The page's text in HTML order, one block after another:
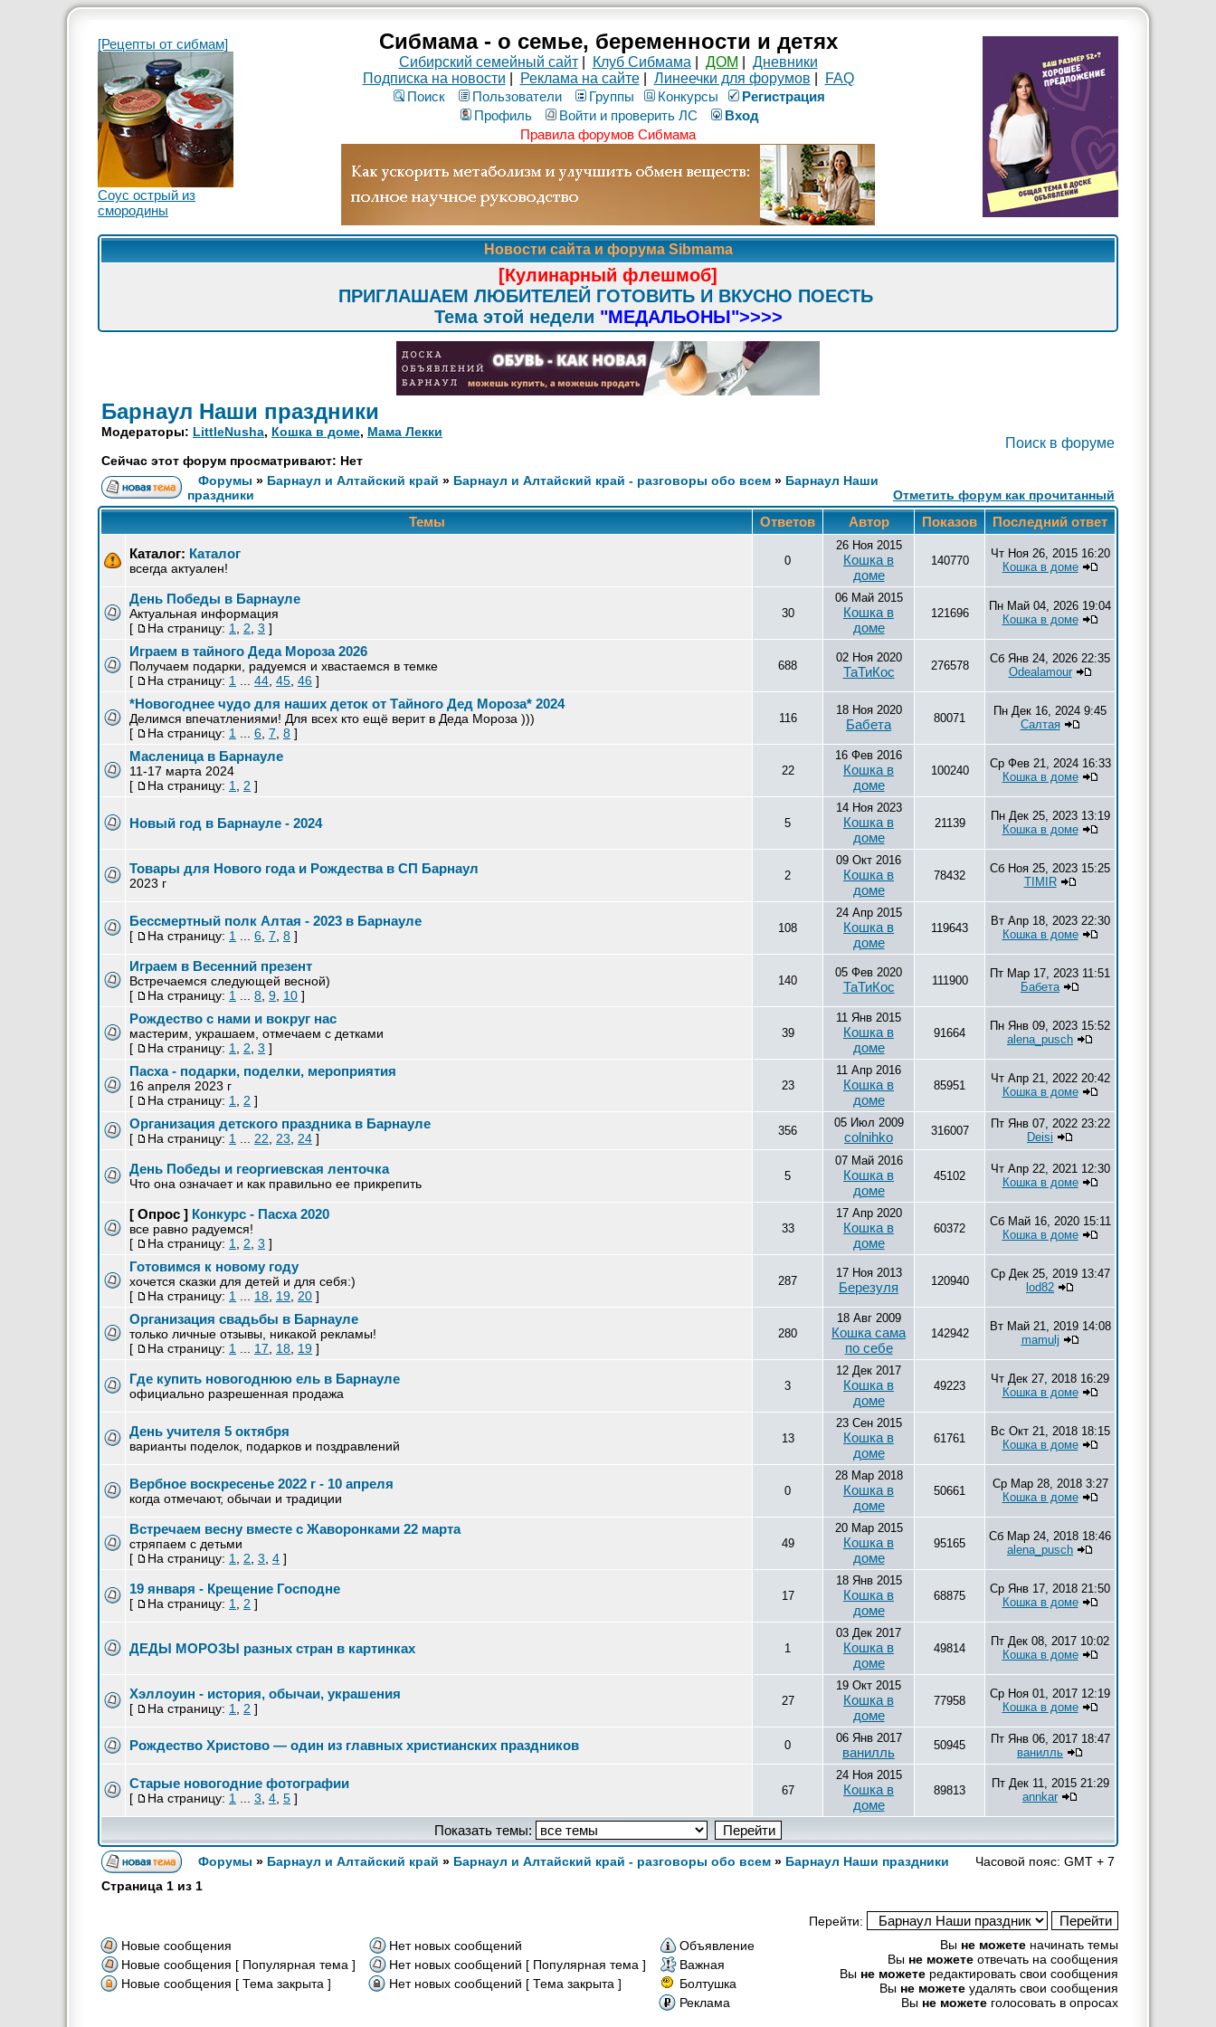
[Рецепты от сибмам]
Соус острый из
смородины
Сибмама - о семье, беременности и детях
Сибирский семейный сайт| Клуб Сибмама ДОМ
Дневники
Подписка на новости
Реклама на сайте| Линеечки для форумов
FAQ
Поиск
Пользователи Группы Конкурсы
Рeгиcтpaция
Профиль
Войти и проверить ЛС
Вход
Правила форумов Сибмама
Новости сайта и форума Sibmama
[Кулинарный флешмоб]
ПРИГЛАШАЕМ ЛЮБИТЕЛЕЙ ГОТОВИТЬ И ВКУСНО ПОЕСТЬ
Тема этой недели "МЕДАЛЬОНЫ">>>>
Барнаул Наши праздники
Модераторы: LittleNusha, Кошка в доме, Мама Лекки
Сейчас этот форум просматривают: Нет
Поиск в форуме
Форумы » Барнаул и Алтайский край » Барнаул и Алтайский край - разговоры обо всем » Барнаул Наши
праздники
Отметить форум как прочитанный
Темы Ответов Автор Показов Последний ответ
Каталог: Каталог
всегда актуален!
0
26 Ноя 2015
Кошка в
доме
140770
Чт Ноя 26, 2015 16:20
Кошка в доме
День Победы в Барнауле
Актуальная информация
[
На страницу: 1 2 3 ]
30
06 Май 2015
Кошка в
доме
121696
Пн Май 04, 2026 19:04
Кошка в доме
Играем в тайного Деда Мороза 2026
Получаем подарки, радуемся и хвастаемся в темке
[
На страницу: 1 44 45 46 ]
688
02 Ноя 2020
ТаТиКос 276578
Сб Янв 24, 2026 22:35
Odealamour
*Новогоднее чудо для наших деток от Тайного Дед Мороза* 2024
Делимся впечатлениями! Для всех кто ещё верит в Деда Мороза )))
[
На страницу: 1 6 7 8 ]
116
18 Ноя 2020
Бабета 80071
Пн Дек 16, 2024 9:45
Салтая
Масленица в Барнауле
11-17 марта 2024
[
На страницу: 1 2 ]
22
16 Фев 2016
Кошка в
доме
100240
Ср Фев 21, 2024 16:33
Кошка в доме
Новый год в Барнауле - 2024 5
14 Ноя 2023
Кошка в
доме
21139
Пн Дек 25, 2023 13:19
Кошка в доме
Товары для Нового года и Рождества в СП Барнаул
2023 г
2
09 Окт 2016
Кошка в
доме
78432
Сб Ноя 25, 2023 15:25
TIMIR
Бессмертный полк Алтая - 2023 в Барнауле
[ На страницу: 1 6 7 8 ]
108
24 Апр 2015
Кошка в
доме
119643
Вт Апр 18, 2023 22:30
Кошка в доме
Играем в Весенний презент
Встречаемся следующей весной)
[
На страницу: 1 8 9 10 ]
140
05 Фев 2020
ТаТиКос 111900
Пт Мар 17, 2023 11:51
Бабета
Рождество с нами и вокруг нас
мастерим, украшаем, отмечаем с детками
[
На страницу: 1 2 3 ]
39
11 Янв 2015
Кошка в
доме
91664
Пн Янв 09, 2023 15:52
alena_pusch
Пасха - подарки, поделки, мероприятия
16 апреля 2023 г
[
На страницу: 1 2 ]
23
11 Апр 2016
Кошка в
доме
85951
Чт Апр 21, 2022 20:42
Кошка в доме
Организация детского праздника в Барнауле
[ На страницу: 1 22 23 24 ]
356
05 Июл 2009
colnihko 316007
Пт Янв 07, 2022 23:22
Deisi
День Победы и георгиевская ленточка
Что она означает и как правильно ее прикрепить
5
07 Май 2016
Кошка в
доме
45102
Чт Апр 22, 2021 12:30
Кошка в доме
[ Опрос ] Конкурс - Пасха 2020
все равно радуемся!
[
На страницу: 1 2 3 ]
33
17 Апр 2020
Кошка в
доме
60372
Сб Май 16, 2020 15:11
Кошка в доме
Готовимся к новому году
хочется сказки для детей и для себя:)
[
На страницу: 1 18 19 20 ]
287
17 Ноя 2013
Березуля 120940
Ср Дек 25, 2019 13:47
lod82
Организация свадьбы в Барнауле
только личные отзывы, никакой рекламы!
[
На страницу: 1 17 18 19 ]
280
18 Авг 2009
Кошка сама
по себе
142942
Вт Май 21, 2019 14:08
mamulj
Где купить новогоднюю ель в Барнауле
официально разрешенная продажа
3
12 Дек 2017
Кошка в
доме
49223
Чт Дек 27, 2018 16:29
Кошка в доме
День учителя 5 октября
варианты поделок, подарков и поздравлений
13
23 Сен 2015
Кошка в
доме
61761
Вс Окт 21, 2018 18:15
Кошка в доме
Вербное воскресенье 2022 г - 10 апреля
когда отмечают, обычаи и традиции
0
28 Мар 2018
Кошка в
доме
50661
Ср Мар 28, 2018 3:27
Кошка в доме
Встречаем весну вместе с Жаворонками 22 марта
стряпаем с детьми
[
На страницу: 1 2 3 4 ]
49
20 Мар 2015
Кошка в
доме
95165
Сб Мар 24, 2018 18:46
alena_pusch
19 января - Крещение Господне
[ На страницу: 1 2 ]
17
18 Янв 2015
Кошка в
доме
68875
Ср Янв 17, 2018 21:50
Кошка в доме
ДЕДЫ МОРОЗЫ разных стран в картинках 1
03 Дек 2017
Кошка в
доме
49814
Пт Дек 08, 2017 10:02
Кошка в доме
Хэллоуин - история, обычаи, украшения
[ На страницу: 1 2 ]
27
19 Окт 2015
Кошка в
доме
77958
Ср Ноя 01, 2017 12:19
Кошка в доме
Рождество Христово — один из главных христианских праздников 0
06 Янв 2017
ванилль 50945
Пт Янв 06, 2017 18:47
ванилль
Старые новогодние фотографии
[ На страницу: 1 3 4 5 ]
67
24 Ноя 2015
Кошка в
доме
89813
Пт Дек 11, 2015 21:29
annkar
Показать темы:
Форумы » Барнаул и Алтайский край » Барнаул и Алтайский край - разговоры обо всем » Барнаул Наши праздники
Часовой пояс: GMT + 7
Страница 1 из 1
Перейти:
Новые сообщения
Нет новых сообщений
Объявление
Новые сообщения [ Популярная тема ]
Нет новых сообщений [ Популярная тема ]
Важная
Новые сообщения [ Тема закрыта ]
Нет новых сообщений [ Тема закрыта ]
Болтушка
Реклама
Вы не можете начинать темы
Вы не можете отвечать на сообщения
Вы не можете редактировать свои сообщения
Вы не можете удалять свои сообщения
Вы не можете голосовать в опросах